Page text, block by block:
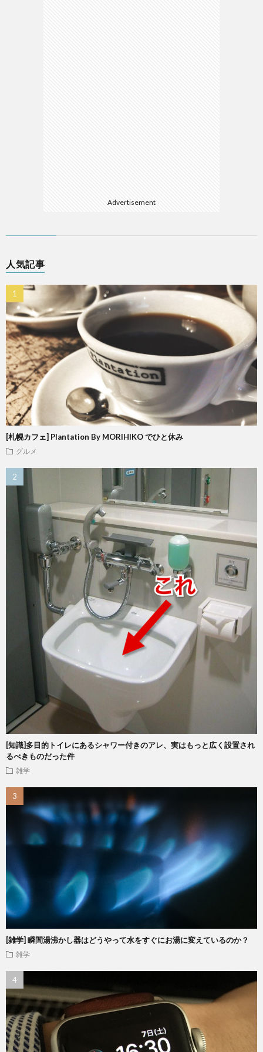
Advertisement
人気記事
[札幌カフェ] Plantation By MORIHIKO でひと休み
グルメ
[知識]多目的トイレにあるシャワー付きのアレ、実はもっと広く設置され
るべきものだった件
雑学
[雑学] 瞬間湯沸かし器はどうやって水をすぐにお湯に変えているのか？
雑学